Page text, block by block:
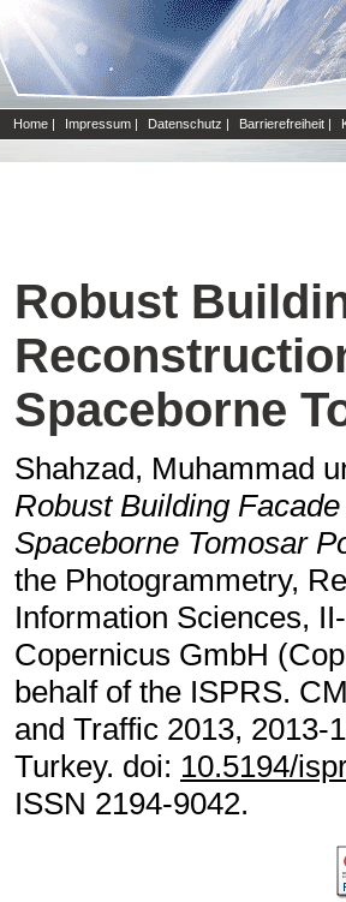
Home | Impressum | Datenschutz | Barrierefreiheit |
Robust
Spaceborne
Shahzad, Muhammad
Robust Building
Spaceborne Tomosar
the Photogrammetry,
Information Sciences,
Copernicus GmbH
behalf of the ISPRS.
and Traffic 2013, 2013-
Turkey. doi: 10.5194/
ISSN 2194-9042.